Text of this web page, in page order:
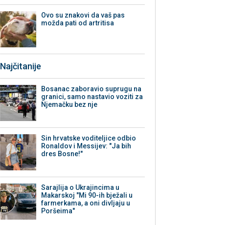
Ovo su znakovi da vaš pas
možda pati od artritisa
Najčitanije
Bosanac zaboravio suprugu na
granici, samo nastavio voziti za
Njemačku bez nje
Sin hrvatske voditeljice odbio
Ronaldov i Messijev: "Ja bih
dres Bosne!"
Sarajlija o Ukrajincima u
Makarskoj "Mi 90-ih bježali u
farmerkama, a oni divljaju u
Poršeima"